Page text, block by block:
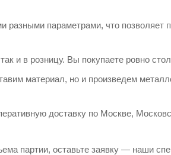
разными параметрами, что позволяет
и в розницу. Вы покупаете ровно
материал, но и произведем
доставку по Москве,
партии, оставьте заявку — наши